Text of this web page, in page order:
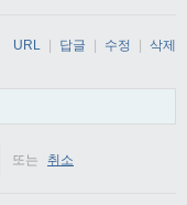
또는 취소
URL 답글 수정 삭제